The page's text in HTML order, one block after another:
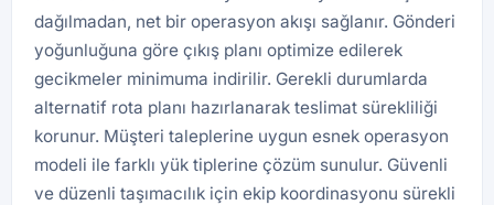
dağılmadan, net bir operasyon akışı sağlanır. Gönderi
yoğunluğuna göre çıkış planı optimize edilerek
gecikmeler minimuma indirilir. Gerekli durumlarda
alternatif rota planı hazırlanarak teslimat sürekliliği
korunur. Müşteri taleplerine uygun esnek operasyon
modeli ile farklı yük tiplerine çözüm sunulur. Güvenli
ve düzenli taşımacılık için ekip koordinasyonu sürekli